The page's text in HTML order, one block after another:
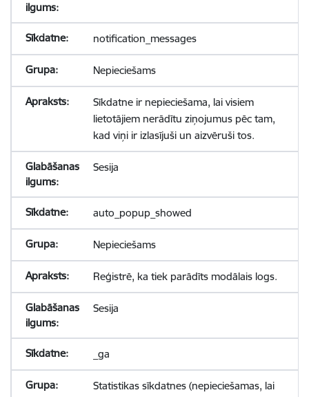
notification_messages
Nepieciešams
Sīkdatne ir nepieciešama, lai visiem
lietotājiem nerādītu ziņojumus pēc tam,
kad viņi ir izlasījuši un aizvēruši tos.
Sesija
auto_popup_showed
Nepieciešams
Reģistrē, ka tiek parādīts modālais logs.
Sesija
_ga
Statistikas sīkdatnes (nepieciešamas, lai